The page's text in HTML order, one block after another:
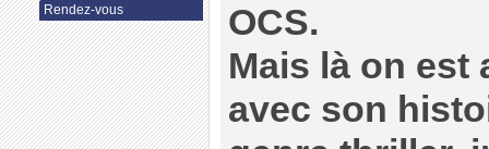
OCS.
Mais là on est
avec son
Rendez-vous